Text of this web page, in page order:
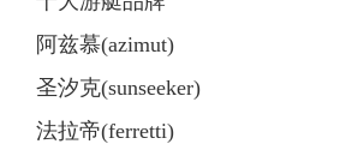
阿兹慕(azimut)
圣汐克(sunseeker)
法拉帝(ferretti)